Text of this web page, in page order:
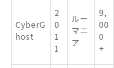
CyberG
host
2
0
1
1
ルー
マニ
ア
9,
00
0
+